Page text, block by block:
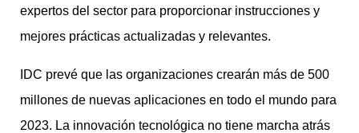
expertos del sector para proporcionar instrucciones y
mejores prácticas actualizadas y relevantes.
IDC prevé que las organizaciones crearán más de 500
millones de nuevas aplicaciones en todo el mundo para
2023. La innovación tecnológica no tiene marcha atrás